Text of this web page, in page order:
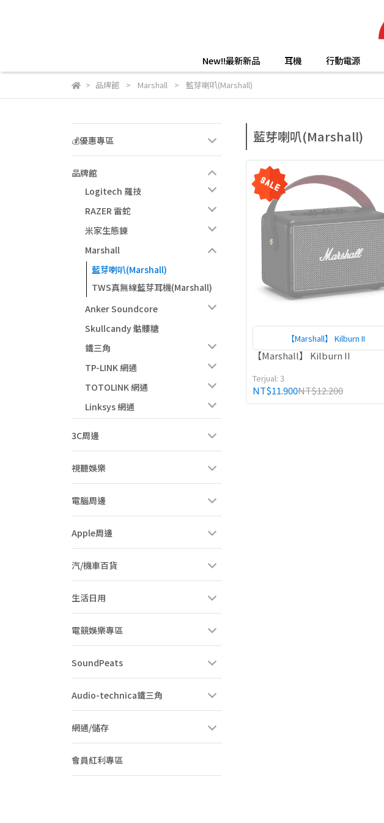
New!!最新新品 耳機 行動電源
品牌館 Marshall 藍芽喇叭(Marshall)
💰優惠專區
品牌館
Logitech 羅技
RAZER 雷蛇
米家生態錬
Marshall
藍芽喇叭(Marshall)
TWS真無線藍芽耳機(Marshall)
Anker Soundcore
Skullcandy 骷髏糖
鐵三角
TP-LINK 網通
TOTOLINK 網通
Linksys 網通
3C周邊
視聽娛樂
電腦周邊
Apple周邊
汽/機車百貨
生活日用
電競娛樂專區
SoundPeats
Audio-technica鐵三角
網通/儲存
會員紅利專區
藍芽喇叭(Marshall)
【Marshall】 Kilburn II
【Marshall】 Kilburn II
Terjual: 3
NT$11.900NT$12.200